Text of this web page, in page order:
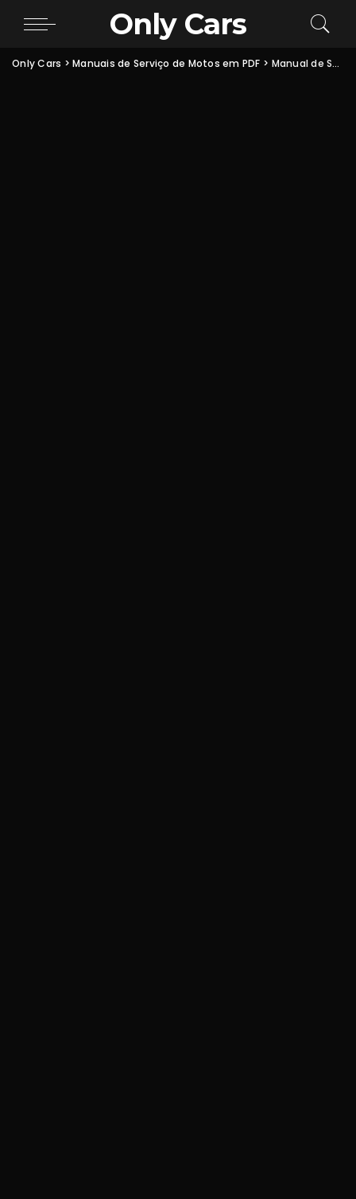
Only Cars
Only Cars >Manuais de Serviço de Motos em PDF > Manual de Serviço Suzuki Intruder 125 em PDF: manutenção, motor, elétrica e chassi